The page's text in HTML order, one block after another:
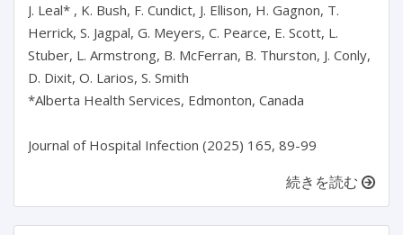
J. Leal* , K. Bush, F. Cundict, J. Ellison, H. Gagnon, T.
Herrick, S. Jagpal, G. Meyers, C. Pearce, E. Scott, L.
Stuber, L. Armstrong, B. McFerran, B. Thurston, J. Conly,
D. Dixit, O. Larios, S. Smith
*Alberta Health Services, Edmonton, Canada
続きを読む